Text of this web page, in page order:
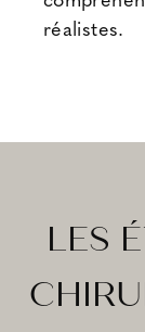
réalistes.
LES